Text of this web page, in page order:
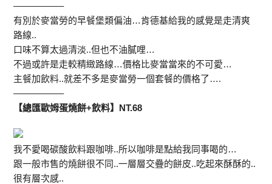
—————–
有別於麥當勞的早餐堡類偏油…肯德基給我的感覺是走清爽
路線..
口味不算太過清淡..但也不油膩哩…
不過或許是走較精緻路線…價格比麥當當來的不可愛…
主餐加飲料..就差不多是麥當勞一個套餐的價格了….
—————–
【總匯歐姆蛋燒餅+飲料】NT.68
我不愛喝碳酸飲料跟咖啡..所以咖啡是點給我同事喝的…
跟一般市售的燒餅很不同..一層層交疊的餅皮..吃起來酥酥的..
很有層次感..